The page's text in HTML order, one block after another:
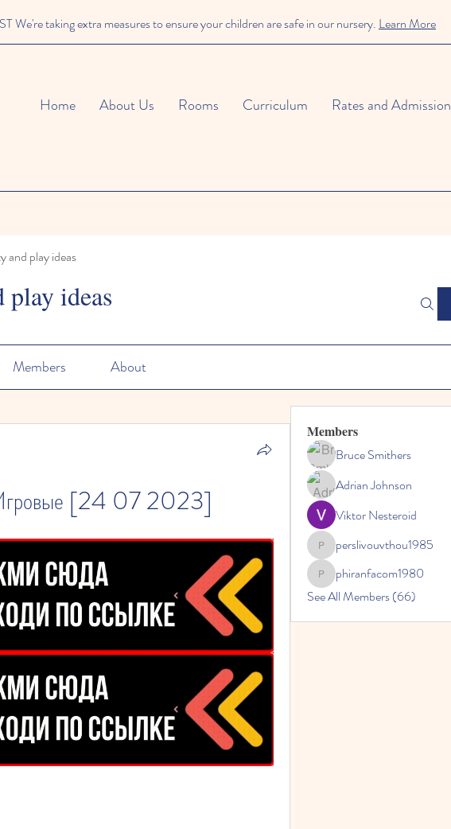
We're taking extra measures to ensure your children are safe in our nursery. Learn More
Home About Us Rooms Curriculum Rates and Admission
and play ideas
ideas
Members About
[24 07 2023]
Members
Bruce Smithers
Adrian Johnson
Viktor Nesteroid
perslivouvthou1985
perslivouvthou1985
phiranfacom1980
phiranfacom1980
See All Members (66)